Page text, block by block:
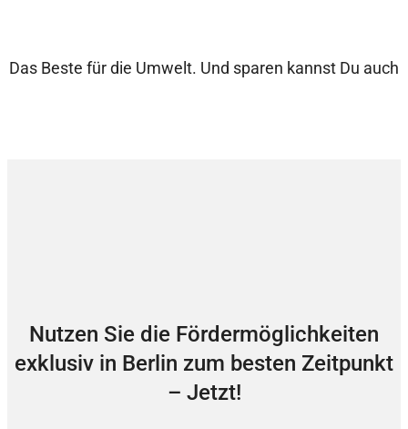
Das Beste für die Umwelt. Und sparen kannst Du auch
Nutzen Sie die Fördermöglichkeiten
exklusiv in Berlin zum besten Zeitpunkt
– Jetzt!